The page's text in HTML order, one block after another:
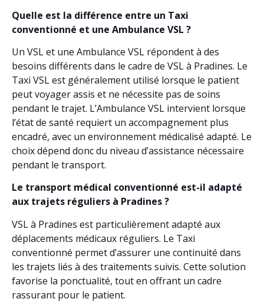
Quelle est la différence entre un Taxi
conventionné et une Ambulance VSL ?
Un VSL et une Ambulance VSL répondent à des
besoins différents dans le cadre de VSL à Pradines. Le
Taxi VSL est généralement utilisé lorsque le patient
peut voyager assis et ne nécessite pas de soins
pendant le trajet. L’Ambulance VSL intervient lorsque
l’état de santé requiert un accompagnement plus
encadré, avec un environnement médicalisé adapté. Le
choix dépend donc du niveau d’assistance nécessaire
pendant le transport.
Le transport médical conventionné est-il adapté
aux trajets réguliers à Pradines ?
VSL à Pradines est particulièrement adapté aux
déplacements médicaux réguliers. Le Taxi
conventionné permet d’assurer une continuité dans
les trajets liés à des traitements suivis. Cette solution
favorise la ponctualité, tout en offrant un cadre
rassurant pour le patient.